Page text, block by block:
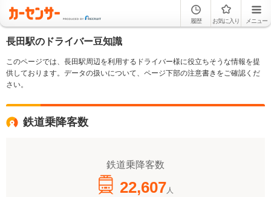
履歴 お気に入り メニュー
長田駅のドライバー豆知識
このページでは、長田駅周辺を利用するドライバー様に役立ちそうな情報を提
供しております。データの扱いについて、ページ下部の注意書きをご確認くだ
さい。
鉄道乗降客数
鉄道乗降客数
22,607 人